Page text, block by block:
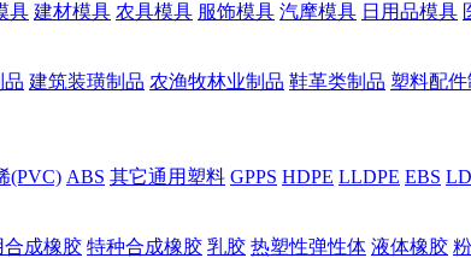
具 建材模具 农具模具 服饰模具 汽摩模具 日用品模具
品 建筑装璜制品 农渔牧林业制品 鞋革类制品 塑料配件
(PVC) ABS 其它通用塑料 GPPS HDPE LLDPE EBS
合成橡胶 特种合成橡胶 乳胶 热塑性弹性体 液体橡胶